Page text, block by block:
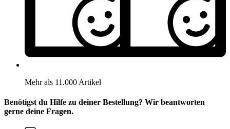
Mehr als 11.000 Artikel
Benötigst du Hilfe zu deiner Bestellung? Wir beantworten
gerne deine Fragen.